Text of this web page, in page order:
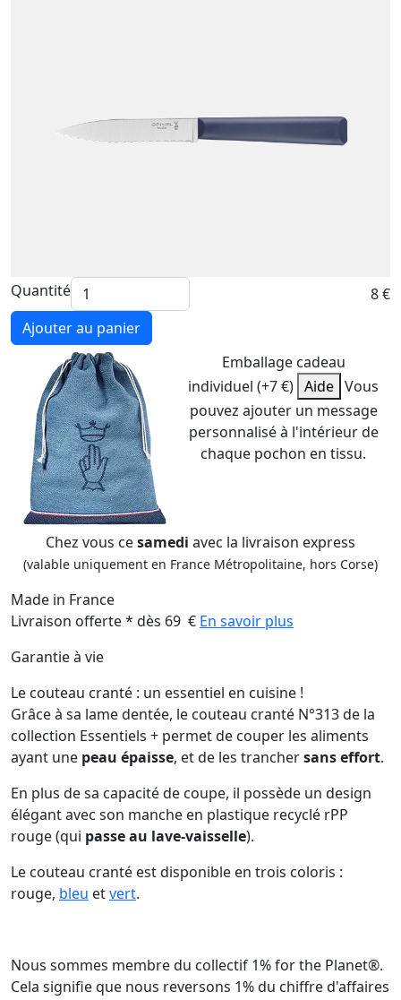
Quantité
8 €
Ajouter au panier
Emballage cadeau
individuel (+7 €) Aide Vous
pouvez ajouter un message
personnalisé à l'intérieur de
chaque pochon en tissu.
Chez vous cesamedi avec la livraison express
(valable uniquement en France Métropolitaine, hors Corse)
Made in France
Livraison offerte * dès 69 € En savoir plus
Garantie à vie
Le couteau cranté : un essentiel en cuisine !
Grâce à sa lame dentée, le couteau cranté N°313 de la
collection Essentiels + permet de couper les aliments
ayant une peau épaisse, et de les tranchersans effort.
En plus de sa capacité de coupe, il possède un design
élégant avec son manche en plastique recyclé rPP
rouge (qui passe au lave-vaisselle).
Le couteau cranté est disponible en trois coloris :
rouge, bleu etvert.
Nous sommes membre du collectif 1% for the Planet®.
Cela signifie que nous reversons 1% du chiffre d'affaires